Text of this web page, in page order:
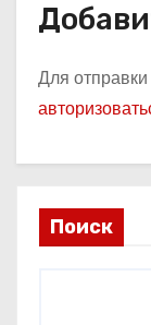
Для
Поиск